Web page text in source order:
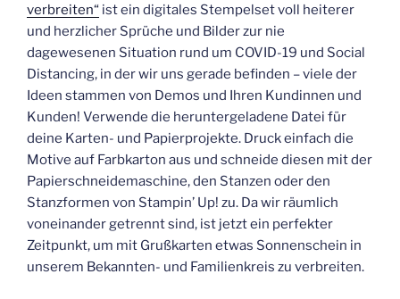
verbreiten“ ist ein digitales Stempelset voll heiterer
und herzlicher Sprüche und Bilder zur nie
dagewesenen Situation rund um COVID-19 und Social
Distancing, in der wir uns gerade befinden – viele der
Ideen stammen von Demos und Ihren Kundinnen und
Kunden! Verwende die heruntergeladene Datei für
deine Karten- und Papierprojekte. Druck einfach die
Motive auf Farbkarton aus und schneide diesen mit der
Papierschneidemaschine, den Stanzen oder den
Stanzformen von Stampin’ Up! zu. Da wir räumlich
voneinander getrennt sind, ist jetzt ein perfekter
Zeitpunkt, um mit Grußkarten etwas Sonnenschein in
unserem Bekannten- und Familienkreis zu verbreiten.